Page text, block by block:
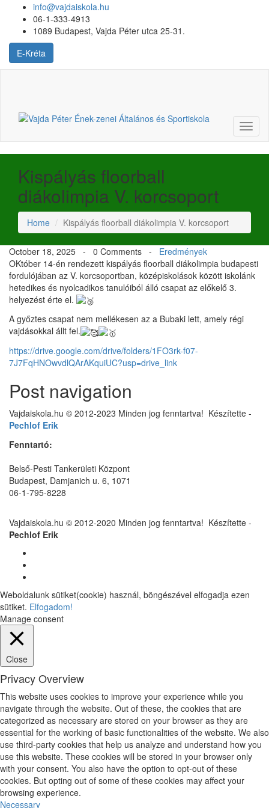
info@vajdaiskola.hu
06-1-333-4913
1089 Budapest, Vajda Péter utca 25-31.
E-Kréta
Kispályás floorball
diákolimpia V. korcsoport
Home Kispályás floorball diákolimpia V. korcsoport
October 18, 2025 - 0 Comments - Eredmények
OKtóber 14-én rendezett kispályás floorball diákolimpia budapesti
fordulójában az V. korcsoportban, középiskolások között iskolánk
hetedikes és nyolcadikos tanulóiból álló csapat az előkelő 3.
helyezést érte el.
A győztes csapat nem mellékesen az a Bubaki lett, amely régi
vajdásokkal állt fel.
https://drive.google.com/drive/folders/1FO3rk-f07-
7J7FqHNOwvdlQArAKquiUC?usp=drive_link
Post navigation
Vajdaiskola.hu © 2012-2023 Minden jog fenntartva! ‎‎‏‏‎ ‎Készítette -
Pechlof Erik
Fenntartó:
Belső-Pesti Tankerületi Központ
Budapest, Damjanich u. 6, 1071
06-1-795-8228
Vajdaiskola.hu © 2012-2020 Minden jog fenntartva! ‎‎‏‏‎ ‎Készítette -
Pechlof Erik
Weboldalunk sütiket(cookie) használ, böngészével elfogadja ezen
sütiket. Elfogadom!
Manage consent
Close
Privacy Overview
This website uses cookies to improve your experience while you
navigate through the website. Out of these, the cookies that are
categorized as necessary are stored on your browser as they are
essential for the working of basic functionalities of the website. We also
use third-party cookies that help us analyze and understand how you
use this website. These cookies will be stored in your browser only
with your consent. You also have the option to opt-out of these
cookies. But opting out of some of these cookies may affect your
browsing experience.
Necessary